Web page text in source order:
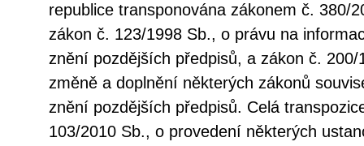
republice transponována zákonem č. 380/
zákon č. 123/1998 Sb., o právu na
znění pozdějších předpisů, a zákon č.
změně a doplnění některých zákonů
znění pozdějších předpisů. Celá
103/2010 Sb., o provedení některých